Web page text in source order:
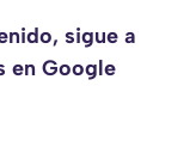
sigue a
en Google